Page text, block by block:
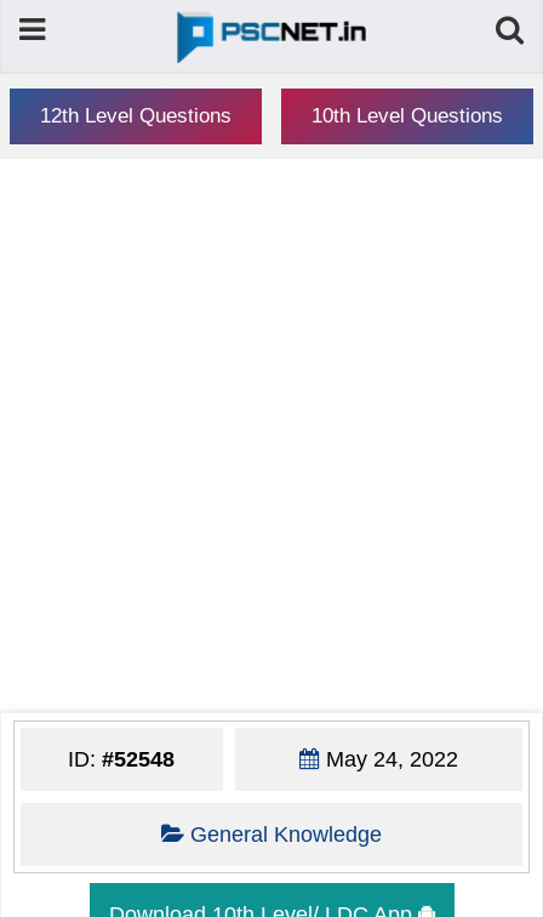
12th Level Questions 10th Level Questions
ID:#52548 May 24, 2022
General Knowledge